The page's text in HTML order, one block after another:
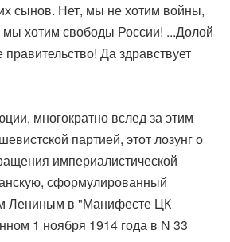
сынов. Нет, мы не хотим войны,
хотим свободы России! ...Долой
Да здравствует
многократно вслед за этим
партией, этот лозунг о
империалистической
сформулированный
Лениным в "Манифесте ЦК
1 ноября 1914 года в N 33